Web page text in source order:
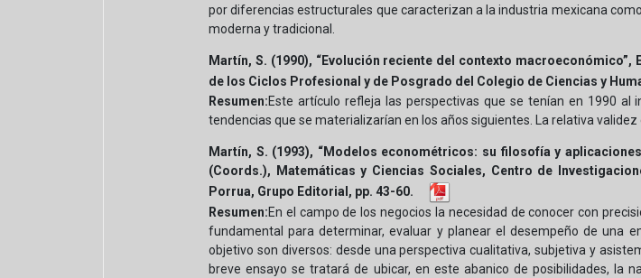
por diferencias estructurales que caracterizan a la industria mexicana
moderna y tradicional.
Martín, S. (1990), “Evolución reciente del contexto
de los Ciclos Profesional y de Posgrado del Colegio de Ciencias y
Resumen:Este artículo refleja las perspectivas que se tenían en 1990 al
tendencias que se materializarían en los años siguientes. La relativa
Martín, S. (1993), “Modelos econométricos: su filosofía y
(Coords.), Matemáticas y Ciencias Sociales, Centro de
Porrua, Grupo Editorial, pp. 43-60.
Resumen:En el campo de los negocios la necesidad de conocer con
fundamental para determinar, evaluar y planear el desempeño de una
objetivo son diversos: desde una perspectiva cualitativa, subjetiva y
breve ensayo se tratará de ubicar, en este abanico de posibilidades, la